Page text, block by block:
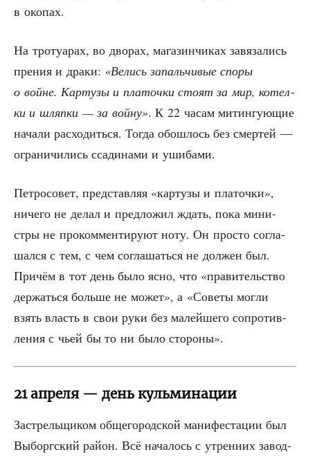
в окопах.
На тро­туа­рах, во дво­рах, мага­зин­чи­ках завя­за­лись
пре­ния и дра­ки: «Велись запаль­чи­вые спо­ры
о войне. Кар­ту­зы и пла­точ­ки сто­ят за мир, котел­
ки и шляп­ки — за вой­ну». К 22 часам митин­гу­ю­щие
нача­ли рас­хо­дить­ся. Тогда обо­шлось без смер­тей —
огра­ни­чи­лись сса­ди­на­ми и ушибами.
Пет­ро­со­вет, пред­став­ляя «кар­ту­зы и пла­точ­ки»,
ниче­го не делал и пред­ло­жил ждать, пока мини­
стры не про­ком­мен­ти­ру­ют ноту. Он про­сто согла­
шал­ся с тем, с чем согла­шать­ся не дол­жен был.
При­чём в тот день было ясно, что «пра­ви­тель­ство
дер­жать­ся боль­ше не может», а «Сове­ты мог­ли
взять власть в свои руки без малей­ше­го сопро­тив­
ле­ния с чьей бы то ни было стороны».
21 апреля — день кульминации
Застрель­щи­ком обще­го­род­ской мани­фе­ста­ции был
Выборг­ский рай­он. Всё нача­лось с утрен­них завод­